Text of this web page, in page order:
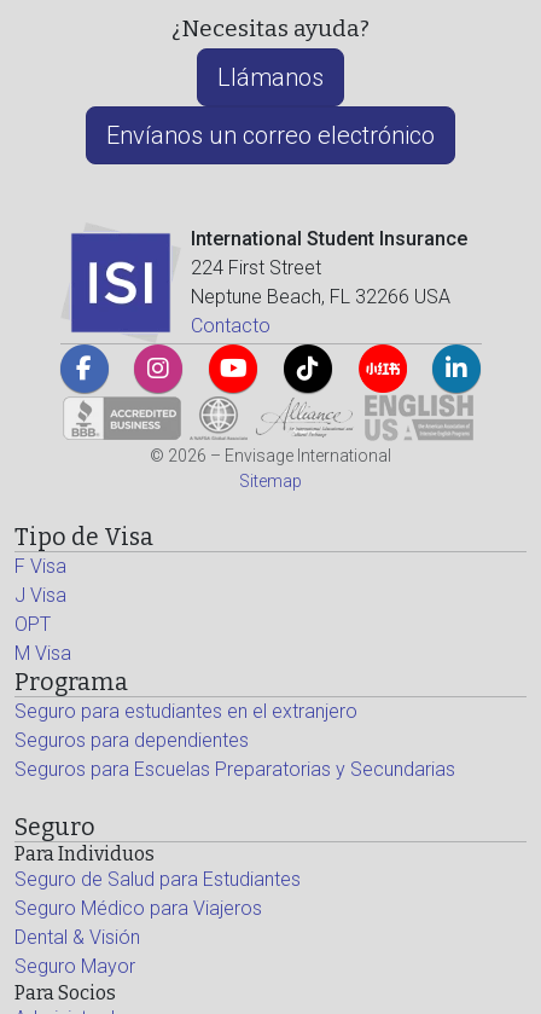
¿Necesitas ayuda?
Llámanos
Envíanos un correo electrónico
International Student Insurance
224 First Street
Neptune Beach, FL 32266 USA
Contacto
© 2026 – Envisage International
Sitemap
Tipo de Visa
F Visa
J Visa
OPT
M Visa
Programa
Seguro para estudiantes en el extranjero
Seguros para dependientes
Seguros para Escuelas Preparatorias y Secundarias
Seguro
Para Individuos
Seguro de Salud para Estudiantes
Seguro Médico para Viajeros
Dental & Visión
Seguro Mayor
Para Socios